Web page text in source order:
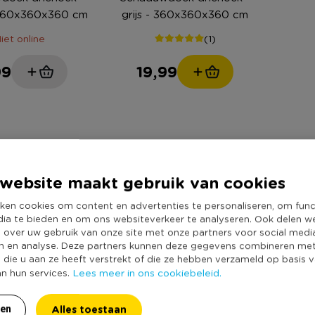
maakt gebruik van cookies
cookies om content en advertenties te personaliseren, om
te bieden en om ons websiteverkeer te analyseren. Ook delen
uw gebruik van onze site met onze partners voor social
en analyse. Deze partners kunnen deze gegevens combineren
u aan ze heeft verstrekt of die ze hebben verzameld op basis
hun services. Lees meer in ons cookiebeleid.
Alles toestaan
cm
online
grijs - 360x360x360 cm
(1)
19,99
van Xenos. De
is niet altijd fijn. Past
voor een
te bevestigen en je
schaduwdoeken,
favoriet bij Xenos!
Op zoek naar een